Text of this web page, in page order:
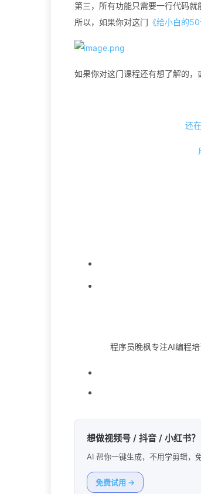
第三，所有功能只需要一行代码就
所以，如果你对这门 《给小白的
如果你对这门课程还有想了解的，
还
程序员晚枫专注AI编程
想做视频号 / 抖音 / 小红书？
AI 帮你一键生成，不用学剪辑，
免费试用 →